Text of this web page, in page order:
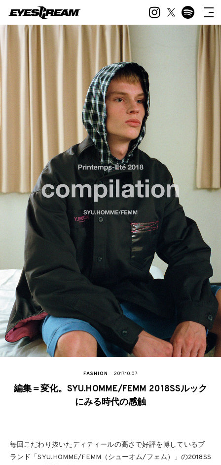
FASHION 2017.10.07
編集＝変化。SYU.HOMME/FEMM 2018SSルック
にみる時代の感触
毎回こだわり抜いたディティールの高さで好評を博しているブ
ランド「SYU.HOMME/FEMM（シューオム/フェム）」の2018SS